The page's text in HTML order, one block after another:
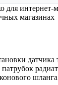
для интернет-
магазинах
шланга